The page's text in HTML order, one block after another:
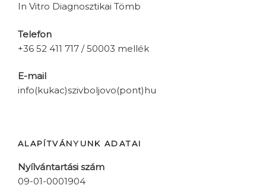
In Vitro Diagnosztikai Tömb
Telefon
+36 52 411 717 / 50003 mellék
E-mail
info(kukac)szivboljovo(pont)hu
ALAPÍTVÁNYUNK ADATAI
Nyílvántartási szám
09-01-0001904